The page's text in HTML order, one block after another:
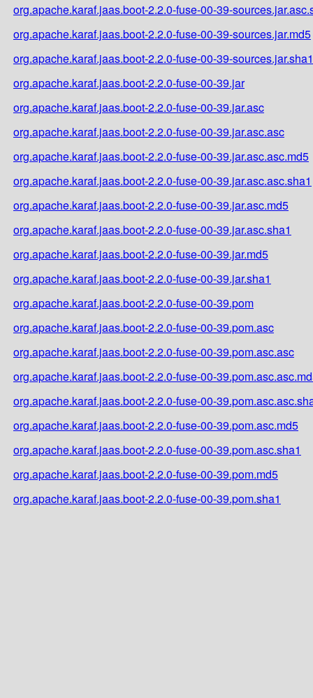
org.apache.karaf.jaas.boot-2.2.0-fuse-00-39-
org.apache.karaf.jaas.boot-2.2.0-fuse-00-39-sources.jar.md5
org.apache.karaf.jaas.boot-2.2.0-fuse-00-39-sources.jar.sha1
org.apache.karaf.jaas.boot-2.2.0-fuse-00-39.jar
org.apache.karaf.jaas.boot-2.2.0-fuse-00-39.jar.asc
org.apache.karaf.jaas.boot-2.2.0-fuse-00-39.jar.asc.asc
org.apache.karaf.jaas.boot-2.2.0-fuse-00-39.jar.asc.asc.md5
org.apache.karaf.jaas.boot-2.2.0-fuse-00-39.jar.asc.asc.sha1
org.apache.karaf.jaas.boot-2.2.0-fuse-00-39.jar.asc.md5
org.apache.karaf.jaas.boot-2.2.0-fuse-00-39.jar.asc.sha1
org.apache.karaf.jaas.boot-2.2.0-fuse-00-39.jar.md5
org.apache.karaf.jaas.boot-2.2.0-fuse-00-39.jar.sha1
org.apache.karaf.jaas.boot-2.2.0-fuse-00-39.pom
org.apache.karaf.jaas.boot-2.2.0-fuse-00-39.pom.asc
org.apache.karaf.jaas.boot-2.2.0-fuse-00-39.pom.asc.asc
org.apache.karaf.jaas.boot-2.2.0-fuse-00-
org.apache.karaf.jaas.boot-2.2.0-fuse-00-
org.apache.karaf.jaas.boot-2.2.0-fuse-00-39.pom.asc.md5
org.apache.karaf.jaas.boot-2.2.0-fuse-00-39.pom.asc.sha1
org.apache.karaf.jaas.boot-2.2.0-fuse-00-39.pom.md5
org.apache.karaf.jaas.boot-2.2.0-fuse-00-39.pom.sha1